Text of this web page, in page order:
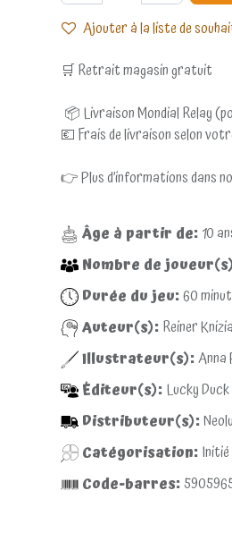
Ajouter à la liste de
🛒 Retrait magasin gratuit
📦 Livraison Mondial Relay
💶 Frais de livraison selon
👉 Plus d’informations dans
Âge à partir de:10
Nombre de
Durée du jeu:60
Auteur(s):Reiner Knizia
Illustrateur(s):Anna
Éditeur(s):Lucky
Distributeur(s):
Catégorisation:Initié
Code-barres: